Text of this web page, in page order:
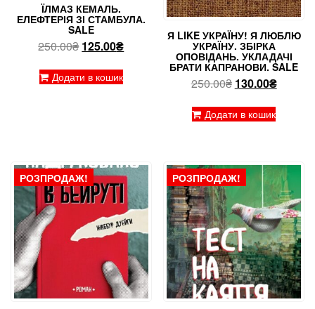
ЇЛМАЗ КЕМАЛЬ.
ЕЛЕФТЕРІЯ ЗІ СТАМБУЛА.
SALE
250.00₴ Оригінальна
250.00₴.
125.00₴Поточна
Додати в кошик
Я LIKE УКРАЇНУ! Я ЛЮБЛЮ
УКРАЇНУ. ЗБІРКА
ОПОВІДАНЬ. УКЛАДАЧІ
БРАТИ КАПРАНОВИ. SALE
250.00₴ Оригінальна
250.00₴.
130.00₴
Додати в кошик
РОЗПРОДАЖ! РОЗПРОДАЖ!